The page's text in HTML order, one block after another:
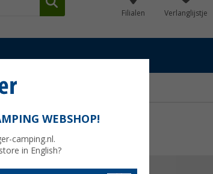
Filialen Verlanglijstje
voor 5G antenne
Adviesprijs€ 49,90
WEBSHOP!
camping.nl.
in English?